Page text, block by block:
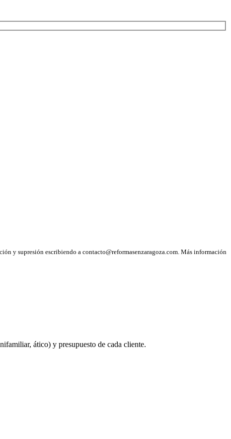
y supresión escribiendo a contacto@reformasenzaragoza.com. Más información
ático) y presupuesto de cada cliente.